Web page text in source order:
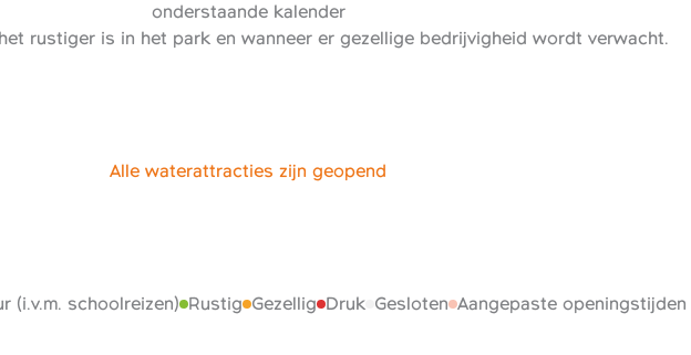
onderstaande kalender
rustiger is in het park en wanneer er gezellige bedrijvigheid wordt verwacht.
Alle waterattracties zijn geopend
Aangepaste openingstijden
Druk
(i.v.m. schoolreizen) Gesloten
Gezellig
Rustig